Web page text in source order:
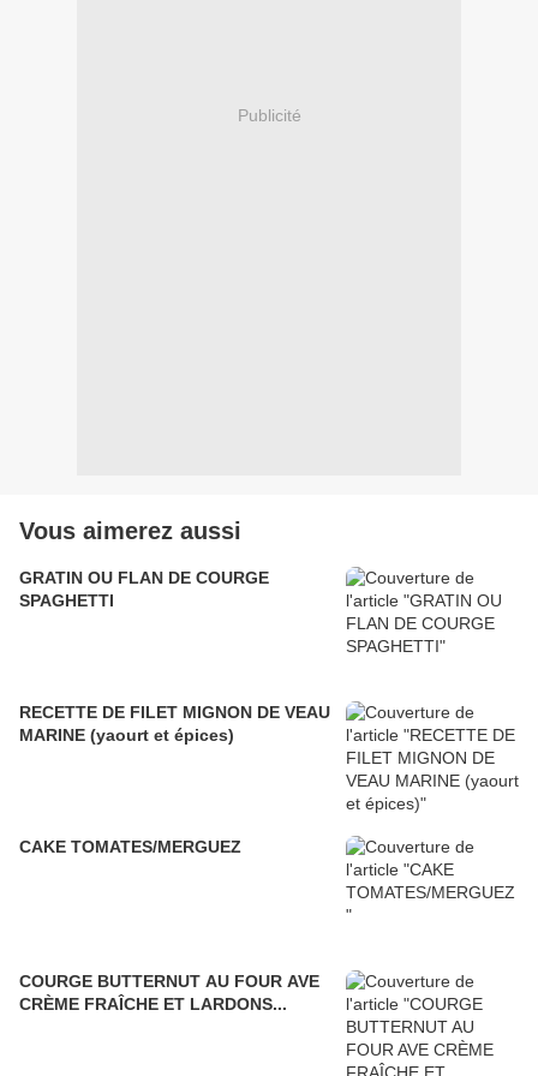
Publicité
Vous aimerez aussi
GRATIN OU FLAN DE COURGE
SPAGHETTI
RECETTE DE FILET MIGNON DE VEAU
MARINE (yaourt et épices)
CAKE TOMATES/MERGUEZ
COURGE BUTTERNUT AU FOUR AVE
CRÈME FRAÎCHE ET LARDONS...